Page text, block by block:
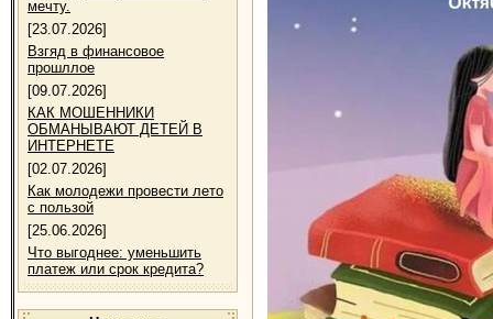
мечту.
[23.07.2026]
Взгяд в финансовое
прошллое
[09.07.2026]
КАК МОШЕННИКИ
ОБМАНЫВАЮТ ДЕТЕЙ В
ИНТЕРНЕТЕ
[02.07.2026]
Как молодежи провести лето
с пользой
[25.06.2026]
Что выгоднее: уменьшить
платеж или срок кредита?